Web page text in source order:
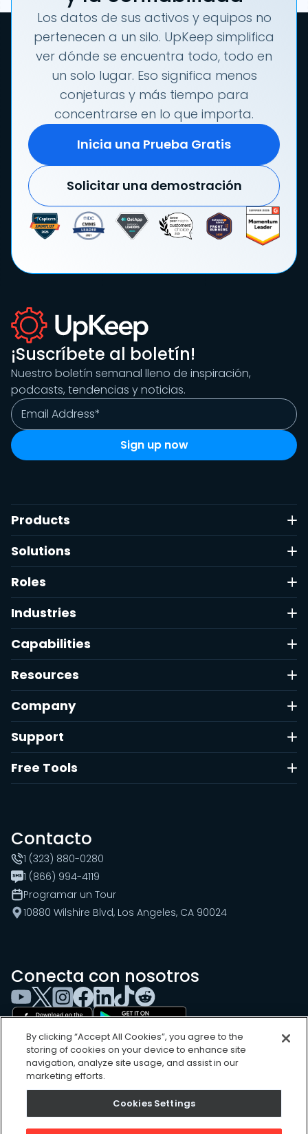
Los datos de sus activos y equipos no
pertenecen a un silo. UpKeep simplifica
ver dónde se encuentra todo, todo en
un solo lugar. Eso significa menos
conjeturas y más tiempo para
concentrarse en lo que importa.
Inicia una Prueba Gratis
Solicitar una demostración
¡Suscríbete al boletín!
Nuestro boletín semanal lleno de inspiración,
podcasts, tendencias y noticias.
Products
Solutions
Roles
Industries
Capabilities
Resources
Company
Support
Free Tools
Contacto
1 (323) 880-0280
1 (866) 994-4119
Programar un Tour
10880 Wilshire Blvd, Los Angeles, CA 90024
Conecta con nosotros
Sitemap
Privacy Policy
By clicking “Accept All Cookies”, you agree to the
storing of cookies on your device to enhance site
navigation, analyze site usage, and assist in our
marketing efforts.
Cookies Settings